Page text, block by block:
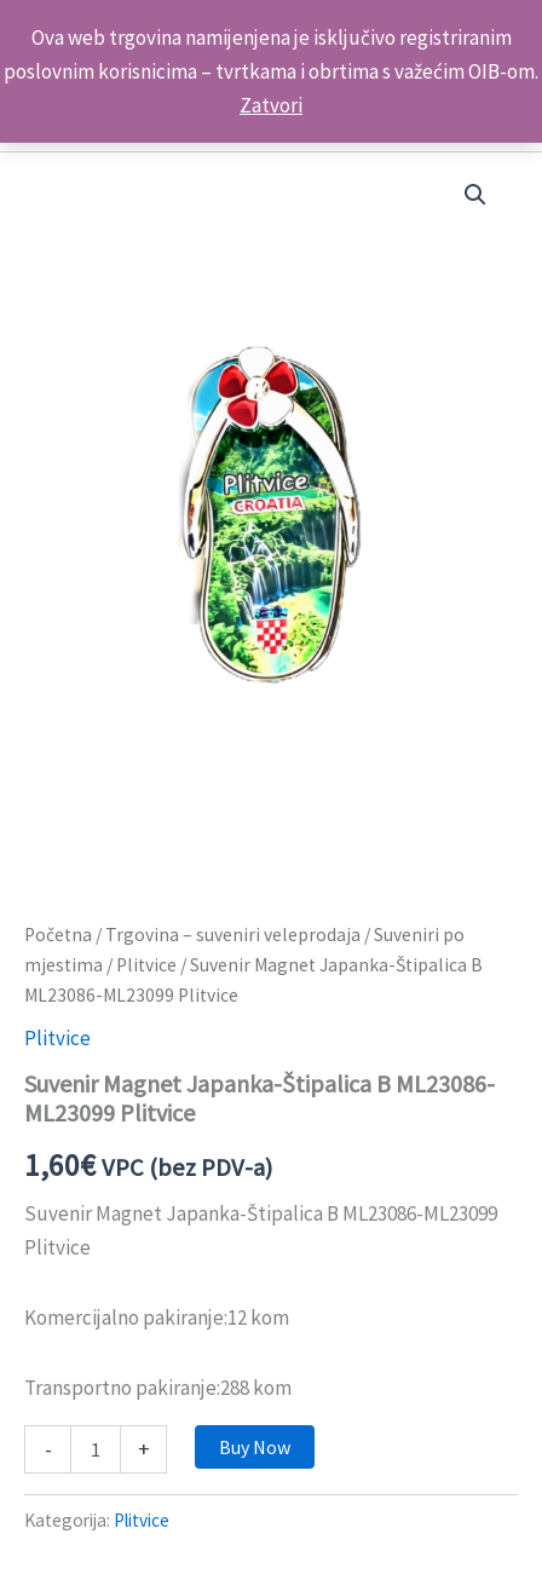
Ova web trgovina namijenjena je isključivo registriranim
poslovnim korisnicima – tvrtkama i obrtima s važećim OIB-om.
Zatvori
content
Kontakt telefon: +385 98 179 3891
Početna / Trgovina – suveniri veleprodaja /Suveniri po
mjestima / Plitvice / Suvenir Magnet Japanka-Štipalica B
ML23086-ML23099 Plitvice
Plitvice
Suvenir Magnet Japanka-Štipalica B ML23086-
ML23099 Plitvice
1,60€VPC (bez PDV-a)
Suvenir Magnet Japanka-Štipalica B ML23086-ML23099
Plitvice
Komercijalno pakiranje:12 kom
Transportno pakiranje:288 kom
- + Buy Now
Kategorija: Plitvice